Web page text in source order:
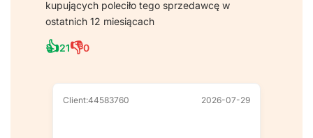
kupujących poleciło tego sprzedawcę w
ostatnich 12 miesiącach
👍21👎0
Client:44583760 2026-07-29